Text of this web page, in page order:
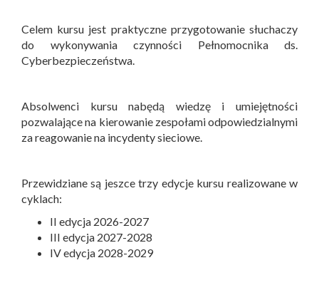
Celem kursu jest praktyczne przygotowanie słuchaczy
do wykonywania czynności Pełnomocnika ds.
Cyberbezpieczeństwa.
Absolwenci kursu nabędą wiedzę i umiejętności
pozwalające na kierowanie zespołami odpowiedzialnymi
za reagowanie na incydenty sieciowe.
Przewidziane są jeszce trzy edycje kursu realizowane w
cyklach:
II edycja 2026-2027
III edycja 2027-2028
IV edycja 2028-2029